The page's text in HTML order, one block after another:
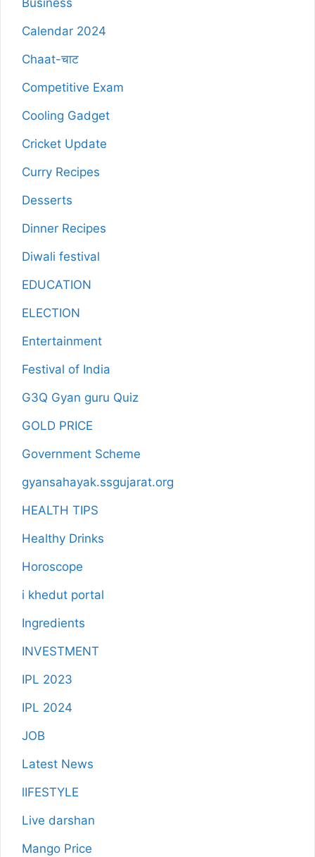
Business
Calendar 2024
Chaat-चाट
Competitive Exam
Cooling Gadget
Cricket Update
Curry Recipes
Desserts
Dinner Recipes
Diwali festival
EDUCATION
ELECTION
Entertainment
Festival of India
G3Q Gyan guru Quiz
GOLD PRICE
Government Scheme
gyansahayak.ssgujarat.org
HEALTH TIPS
Healthy Drinks
Horoscope
i khedut portal
Ingredients
INVESTMENT
IPL 2023
IPL 2024
JOB
Latest News
lIFESTYLE
Live darshan
Mango Price